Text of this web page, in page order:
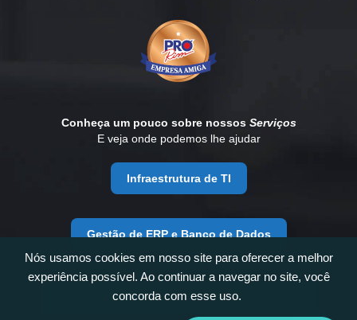
Nós usamos cookies em nosso site para oferecer a melhor
experiência possível. Ao continuar a navegar no site, você
concorda com esse uso.
Conheça um pouco sobre nossos Serviços
E veja onde podemos lhe ajudar
Infraestrutura de TI
Gestão de ERP e Banco de Dados
Desenvolvimento e Consultoria de Negócios